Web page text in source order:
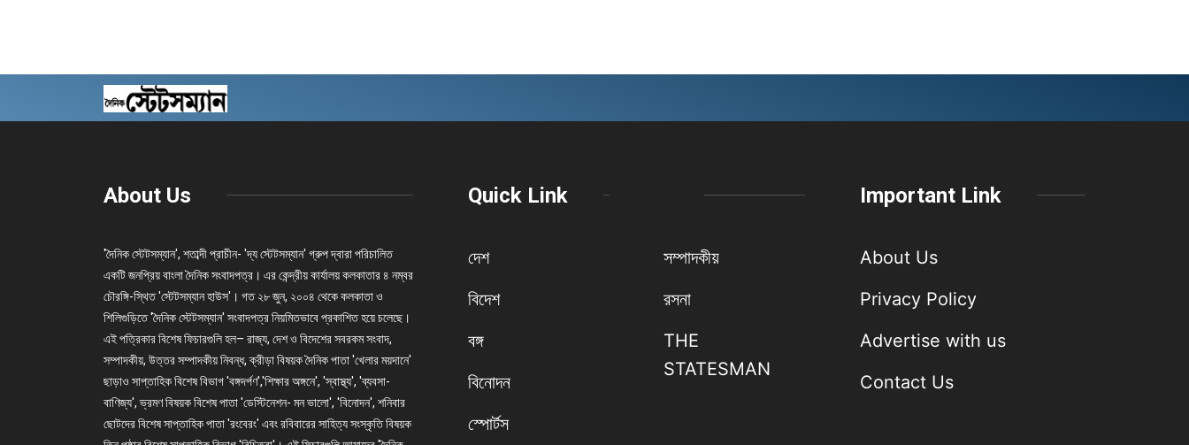
About Us
'দৈনিক স্টেটসম্যান', শতাব্দী প্রাচীন- 'দ্য স্টেটসম্যান' গ্রুপ দ্বারা পরিচালিত
একটি জনপ্রিয় বাংলা দৈনিক সংবাদপত্র। এর কেন্দ্রীয় কার্যালয় কলকাতার ৪ নম্বর
চৌরঙ্গি-স্থিত 'স্টেটসম্যান হাউস'। গত ২৮ জুন, ২০০৪ থেকে কলকাতা ও
শিলিগুড়িতে 'দৈনিক স্টেটসম্যান' সংবাদপত্র নিয়মিতভাবে প্রকাশিত হয়ে চলেছে।
এই পত্রিকার বিশেষ ফিচারগুলি হল– রাজ্য, দেশ ও বিদেশের সবরকম সংবাদ,
সম্পাদকীয়, উত্তর সম্পাদকীয় নিবন্ধ, ক্রীড়া বিষয়ক দৈনিক পাতা 'খেলার ময়দানে'
ছাড়াও সাপ্তাহিক বিশেষ বিভাগ 'বঙ্গদর্পণ','শিক্ষার অঙ্গনে', 'স্বাস্থ্য', 'ব্যবসা-
বাণিজ্য', ভ্রমণ বিষয়ক বিশেষ পাতা 'ডেস্টিনেশন- মন ভালো', 'বিনোদন', শনিবার
ছোটদের বিশেষ সাপ্তাহিক পাতা 'রংবেরং' এবং রবিবারের সাহিত্য সংস্কৃতি বিষয়ক
Quick Link
দেশ
বিদেশ
বঙ্গ
বিনোদন
স্পোর্টস
সম্পাদকীয়
রসনা
THE
STATESMAN
Important Link
About Us
Privacy Policy
Advertise with us
Contact Us